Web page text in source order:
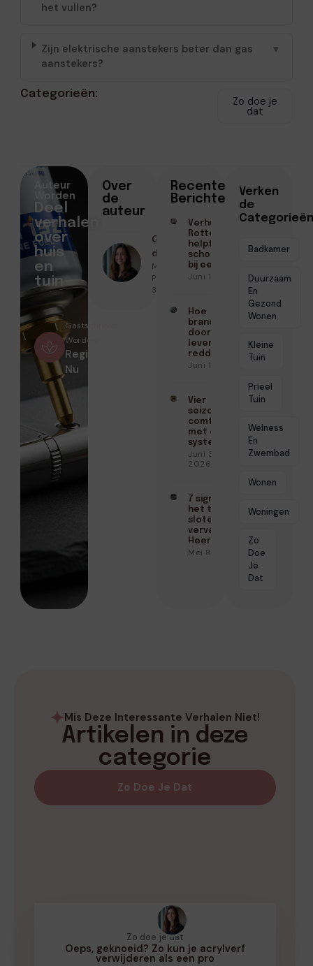
het vullen?
Zijn elektrische aanstekers beter dan gas
aanstekers?
▼
Categorieën:
Zo doe je
dat
Over
de
auteur
Geschreven
door
Marloes
Peeters ● Juli
31, 2025
Recente
Berichten
Verhuisd binnen
Rotterdam? Zo
helpt een
schoonmaakbedrijf
bij een frisse start
Juni 16, 2026
Hoe
brandwerende
doorvoeringen
levens kunnen
redden
Juni 10, 2026
Vier
seizoenen
comfort
met één
systeem
Juni 3,
2026
7 signalen dat
het tijd is om je
sloten te
vervangen in
Heerhugowaard
Mei 8, 2026
Verken
de
Categorieën
Badkamer
Duurzaam
En
Gezond
Wonen
Kleine
Tuin
Prieel
Tuin
Welness
En
Zwembad
Wonen
Woningen
Zo
Doe
Je
Dat
Auteur
Worden
Deel
verhalen
over
huis
en
tuin
Gastschrijver
Worden?
Registreer
Nu
Mis Deze Interessante Verhalen Niet!
Artikelen in deze
categorie
Zo Doe Je Dat
Zo doe je dat
Oeps, geknoeid? Zo kun je acrylverf
verwijderen als een pro